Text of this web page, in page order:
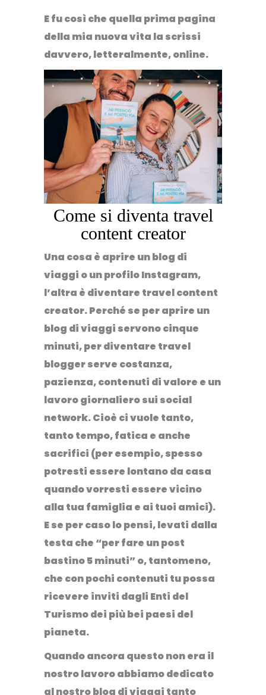
E fu così che quella prima pagina
della mia nuova vita la scrissi
davvero, letteralmente, online.
Come si diventa travel
content creator
Una cosa è aprire un blog di
viaggi o un profilo Instagram,
l’altra è diventare travel content
creator. Perché se per aprire un
blog di viaggi servono cinque
minuti,per diventare travel
blogger serve costanza,
pazienza, contenuti di valore e un
lavoro giornaliero sui social
network. Cioè ci vuole tanto,
tanto tempo, fatica e anche
sacrifici (per esempio, spesso
potresti essere lontano da casa
quando vorresti essere vicino
alla tua famiglia e ai tuoi amici).
E se per caso lo pensi, levati dalla
testa che “per fare un post
bastino 5 minuti” o, tantomeno,
che con pochi contenuti tu possa
ricevere inviti dagli Enti del
Turismo dei più bei paesi del
pianeta.
Quando ancora questo non era il
nostro lavoro abbiamo dedicato
al nostro blog di viaggi tanto